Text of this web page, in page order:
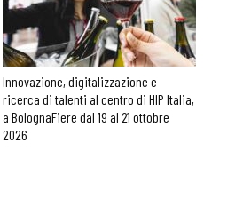
Innovazione, digitalizzazione e
ricerca di talenti al centro di HIP Italia,
a BolognaFiere dal 19 al 21 ottobre
2026